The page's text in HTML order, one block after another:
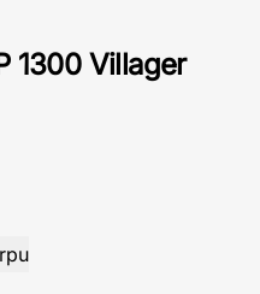
1300 Villager